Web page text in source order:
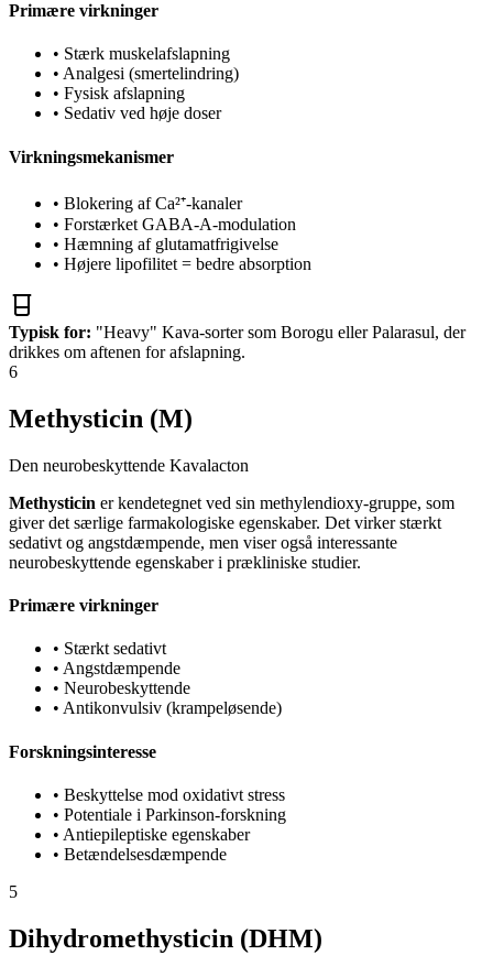
Primære virkninger
• Stærk muskelafslapning
• Analgesi (smertelindring)
• Fysisk afslapning
• Sedativ ved høje doser
Virkningsmekanismer
• Blokering af Ca²⁺-kanaler
• Forstærket GABA-A-modulation
• Hæmning af glutamatfrigivelse
• Højere lipofilitet = bedre absorption
Typisk for: "Heavy" Kava-sorter som Borogu eller Palarasul, der
drikkes om aftenen for afslapning.
6
Methysticin (M)
Den neurobeskyttende Kavalacton
Methysticin er kendetegnet ved sin methylendioxy-gruppe, som
giver det særlige farmakologiske egenskaber. Det virker stærkt
sedativt og angstdæmpende, men viser også interessante
neurobeskyttende egenskaber i prækliniske studier.
Primære virkninger
• Stærkt sedativt
• Angstdæmpende
• Neurobeskyttende
• Antikonvulsiv (krampeløsende)
Forskningsinteresse
• Beskyttelse mod oxidativt stress
• Potentiale i Parkinson-forskning
• Antiepileptiske egenskaber
• Betændelsesdæmpende
5
Dihydromethysticin (DHM)